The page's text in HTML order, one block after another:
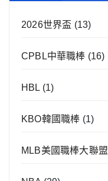
2026世界盃 (13)
CPBL中華職棒 (16)
HBL (1)
KBO韓國職棒 (1)
MLB美國職棒大聯盟